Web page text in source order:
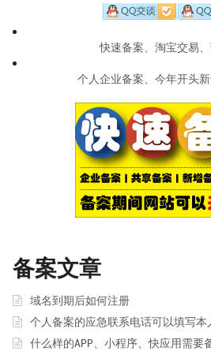
快速备案、淘宝交易
个人企业备案、今年开头
备案文章
域名到期后如何注册
个人备案的应急联系电话可以填写本
什么样的APP、小程序、快应用需要